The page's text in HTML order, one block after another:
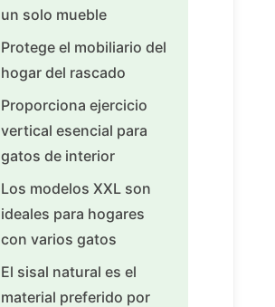
un solo mueble
Protege el mobiliario del
hogar del rascado
Proporciona ejercicio
vertical esencial para
gatos de interior
Los modelos XXL son
ideales para hogares
con varios gatos
El sisal natural es el
material preferido por